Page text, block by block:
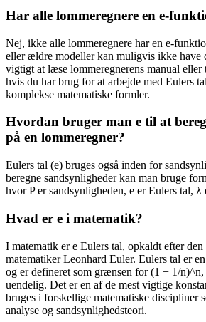
Har alle lommeregnere en e-
Nej, ikke alle lommeregnere har en e-
eller ældre modeller kan muligvis ikke have
vigtigt at læse lommeregnerens manual eller
hvis du har brug for at arbejde med Eulers
komplekse matematiske formler.
Hvordan bruger man e til at
på en lommeregner?
Eulers tal (e) bruges også inden for
beregne sandsynligheder kan man bruge
hvor P er sandsynligheden, e er Eulers tal, λ
Hvad er e i matematik?
I matematik er e Eulers tal, opkaldt efter
matematiker Leonhard Euler. Eulers tal er
og er defineret som grænsen for (1 + 1/n)^n,
uendelig. Det er en af de mest vigtige
bruges i forskellige matematiske discipliner
analyse og sandsynlighedsteori.